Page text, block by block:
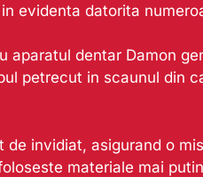
evidenta datorita
dentar Damon
petrecut in scaunul din
invidiat, asigurand o
materiale mai